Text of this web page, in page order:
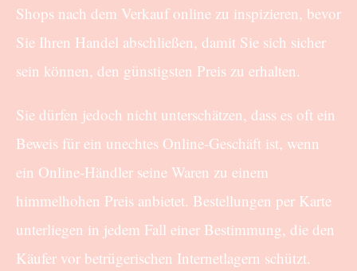
Shops nach dem Verkauf online zu inspizieren, bevor
Sie Ihren Handel abschließen, damit Sie sich sicher
sein können, den günstigsten Preis zu erhalten.
Sie dürfen jedoch nicht unterschätzen, dass es oft ein
Beweis für ein unechtes Online-Geschäft ist, wenn
ein Online-Händler seine Waren zu einem
himmelhohen Preis anbietet. Bestellungen per Karte
unterliegen in jedem Fall einer Bestimmung, die den
Käufer vor betrügerischen Internetlagern schützt.